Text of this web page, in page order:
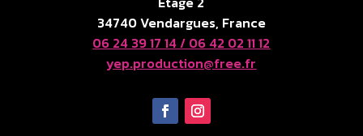
34740 Vendargues, France
06 24 39 17 14 / 06 42 02 11 12
yep.production@free.fr